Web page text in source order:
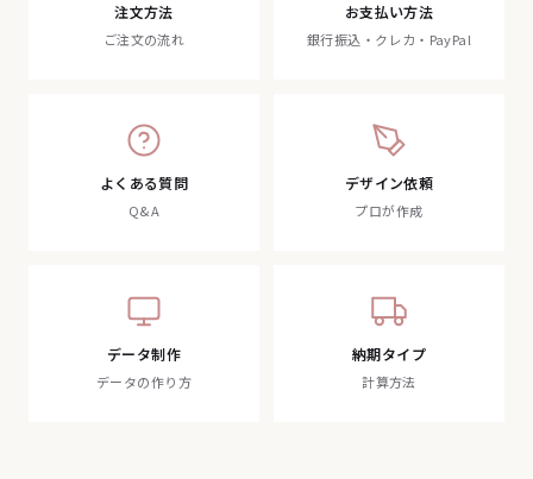
注文方法
ご注文の流れ
お支払い方法
銀行振込・クレカ・PayPal
よくある質問
Q&A
デザイン依頼
プロが作成
データ制作
データの作り方
納期タイプ
計算方法